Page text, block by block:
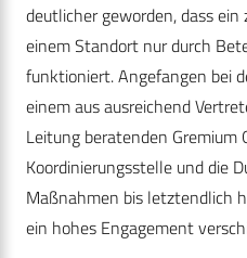
deutlicher geworden, dass
einem Standort nur durch
funktioniert. Angefangen bei
einem aus ausreichend
Leitung beratenden Gremium
Koordinierungsstelle und die
Maßnahmen bis letztendlich
ein hohes Engagement